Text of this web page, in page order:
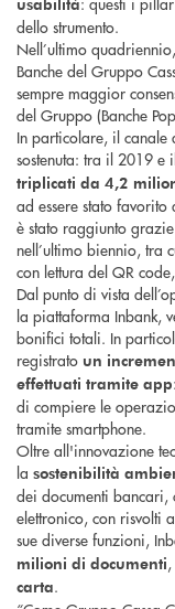
usabilità
dello strumento.
Nell’ultimo
Banche del Gruppo
sempre maggior
del Gruppo (Banche
In particolare, il canale
sostenuta: tra il 2019 e
triplicati da 4,2
ad essere stato
è stato raggiunto
nell’ultimo biennio, tra
con lettura del QR
Dal punto di vista
la piattaforma Inbank,
bonifici totali. In
registrato un
effettuati tramite app
di compiere le
tramite smartphone.
Oltre all'innovazione
la sostenibilità
dei documenti bancari,
elettronico, con risvolti
sue diverse funzioni,
milioni di documenti
carta.